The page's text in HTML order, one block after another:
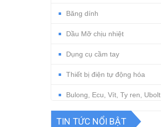
Băng dính
Dầu Mỡ chịu nhiệt
Dụng cụ cầm tay
Thiết bị điện tự động hóa
Bulong, Ecu, Vít, Ty ren, Ubolt
Dụng cụ cắt gọt
TIN TỨC NỔI BẬT